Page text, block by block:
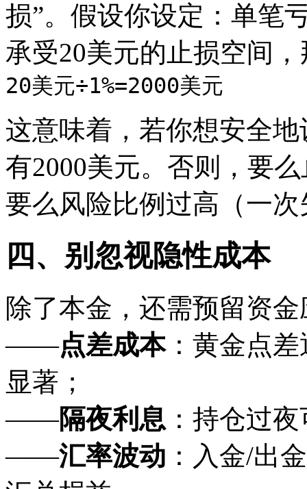
损”。假设你设定：单笔
承受20美元的止损空间
20美元÷1%=2000美元
这意味着，若你想安全
有2000美元。否则，要
要么风险比例过高（一
四、别忽视隐性成本
除了本金，还需预留资
——点差成本：黄金点差
显著；
——隔夜利息 ：持仓过
——汇率波动 ：入金/出